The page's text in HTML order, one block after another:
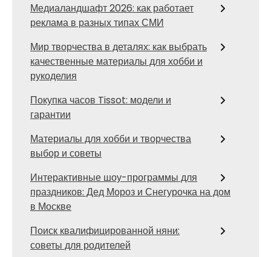
Медиаландшафт 2026: как работает
реклама в разных типах СМИ
Мир творчества в деталях: как выбрать
качественные материалы для хобби и
рукоделия
Покупка часов Tissot: модели и
гарантии
Материалы для хобби и творчества
выбор и советы
Интерактивные шоу-программы для
праздников: Дед Мороз и Снегурочка на дом
в Москве
Поиск квалифицированной няни:
советы для родителей